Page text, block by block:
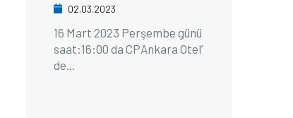
02.03.2023
16 Mart 2023 Perşembe günü
saat:16:00 da CPAnkara Otel’
de...